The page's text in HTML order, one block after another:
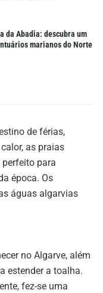
da Abadia: descubra um
marianos do Norte
de férias,
as praias
para
época. Os
águas algarvias
no Algarve, além
estender a toalha.
fez-se uma